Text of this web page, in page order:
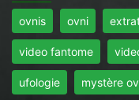
ovnis ovni
video fantome
ufologie mystère